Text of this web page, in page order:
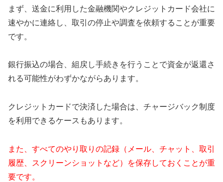
まず、送金に利用した金融機関やクレジットカード会社に
速やかに連絡し、取引の停止や調査を依頼することが重要
です。
銀行振込の場合、組戻し手続きを行うことで資金が返還さ
れる可能性がわずかながらあります。
クレジットカードで決済した場合は、チャージバック制度
を利用できるケースもあります。
また、すべてのやり取りの記録（メール、チャット、取引
履歴、スクリーンショットなど）を保存しておくことが重
要です。